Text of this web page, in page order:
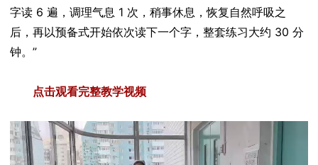
字读 6 遍，调理气息 1 次，稍事休息，恢复自然呼吸之
后，再以预备式开始依次读下一个字，整套练习大约 30 分
钟。”
点击观看完整教学视频